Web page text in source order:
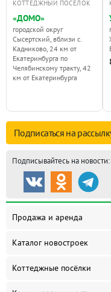
КОТТЕДЖНЫЙ ПОСЁЛОК
«ДОМО»
городской округ
Сысертский, вблизи с.
Кадниково, 24 км от
Екатеринбурга по
Челябинскому тракту, 42
км от Екатеринбурга
Подписаться на
Подписывайтесь на новости:
Продажа и аренда
Каталог новостроек
Коттеджные посёлки